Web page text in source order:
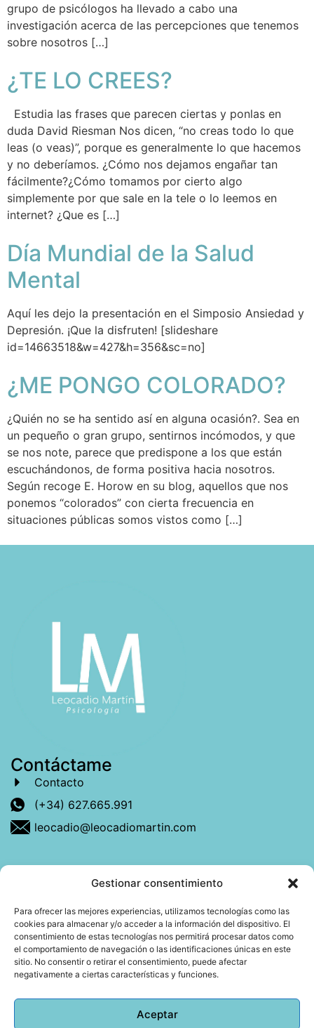
Gestionar consentimiento
Para ofrecer las mejores experiencias, utilizamos tecnologías como las
cookies para almacenar y/o acceder a la información del dispositivo. El
consentimiento de estas tecnologías nos permitirá procesar datos como
el comportamiento de navegación o las identificaciones únicas en este
sitio. No consentir o retirar el consentimiento, puede afectar
negativamente a ciertas características y funciones.
Aceptar
grupo de psicólogos ha llevado a cabo una
investigación acerca de las percepciones que tenemos
sobre nosotros […]
¿TE LO CREES?
Estudia las frases que parecen ciertas y ponlas en
duda David Riesman Nos dicen, “no creas todo lo que
leas (o veas)”, porque es generalmente lo que hacemos
y no deberíamos. ¿Cómo nos dejamos engañar tan
fácilmente?¿Cómo tomamos por cierto algo
simplemente por que sale en la tele o lo leemos en
internet? ¿Que es […]
Día Mundial de la Salud
Mental
Aquí les dejo la presentación en el Simposio Ansiedad y
Depresión. ¡Que la disfruten! [slideshare
id=14663518&w=427&h=356&sc=no]
¿ME PONGO COLORADO?
¿Quién no se ha sentido así en alguna ocasión?. Sea en
un pequeño o gran grupo, sentirnos incómodos, y que
se nos note, parece que predispone a los que están
escuchándonos, de forma positiva hacia nosotros.
Según recoge E. Horow en su blog, aquellos que nos
ponemos “colorados” con cierta frecuencia en
situaciones públicas somos vistos como […]
Contáctame
Contacto
(+34) 627.665.991
leocadio@leocadiomartin.com
Descubre más sobre mí
Mi libro: La felicidad: qué ayuda y qué no.
Blog: Reflexiones que conectan
Agendar cita